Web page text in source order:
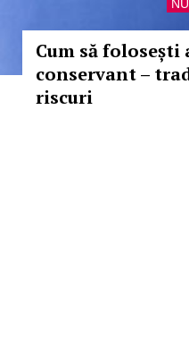
Cum să
conservant –
riscuri